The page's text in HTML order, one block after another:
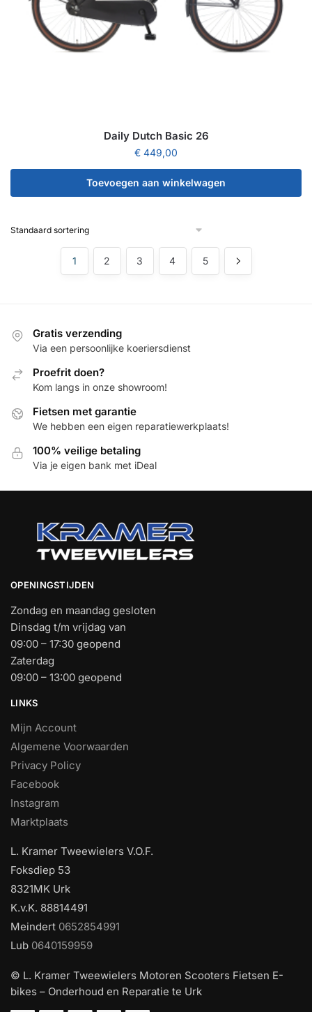
Daily Dutch Basic 26
€ 449,00
Toevoegen aan winkelwagen
1 2 3 4 5
Gratis verzending
Via een persoonlijke koeriersdienst
Proefrit doen?
Kom langs in onze showroom!
Fietsen met garantie
We hebben een eigen reparatiewerkplaats!
100% veilige betaling
Via je eigen bank met iDeal
OPENINGSTIJDEN
Zondag en maandag gesloten
Dinsdag t/m vrijdag van
09:00 – 17:30 geopend
Zaterdag
09:00 – 13:00 geopend
LINKS
Mijn Account
Algemene Voorwaarden
Privacy Policy
Facebook
Instagram
Marktplaats
L. Kramer Tweewielers V.O.F.
Foksdiep 53
8321MK Urk
K.v.K. 88814491
Meindert 0652854991
Lub 0640159959
© L. Kramer Tweewielers Motoren Scooters Fietsen E-
bikes – Onderhoud en Reparatie te Urk